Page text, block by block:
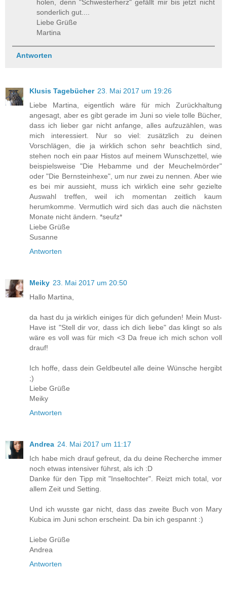
holen, denn "Schwesterherz" gefällt mir bis jetzt nicht
sonderlich gut....
Liebe Grüße
Martina
Antworten
Klusis Tagebücher 23. Mai 2017 um 19:26
Liebe Martina, eigentlich wäre für mich Zurückhaltung
angesagt, aber es gibt gerade im Juni so viele tolle Bücher,
dass ich lieber gar nicht anfange, alles aufzuzählen, was
mich interessiert. Nur so viel: zusätzlich zu deinen
Vorschlägen, die ja wirklich schon sehr beachtlich sind,
stehen noch ein paar Histos auf meinem Wunschzettel, wie
beispielsweise "Die Hebamme und der Meuchelmörder"
oder "Die Bernsteinhexe", um nur zwei zu nennen. Aber wie
es bei mir aussieht, muss ich wirklich eine sehr gezielte
Auswahl treffen, weil ich momentan zeitlich kaum
herumkomme. Vermutlich wird sich das auch die nächsten
Monate nicht ändern. *seufz*
Liebe Grüße
Susanne
Antworten
Meiky 23. Mai 2017 um 20:50
Hallo Martina,
da hast du ja wirklich einiges für dich gefunden! Mein Must-
Have ist "Stell dir vor, dass ich dich liebe" das klingt so als
wäre es voll was für mich <3 Da freue ich mich schon voll
drauf!
Ich hoffe, dass dein Geldbeutel alle deine Wünsche hergibt
;)
Liebe Grüße
Meiky
Antworten
Andrea 24. Mai 2017 um 11:17
Ich habe mich drauf gefreut, da du deine Recherche immer
noch etwas intensiver führst, als ich :D
Danke für den Tipp mit "Inseltochter". Reizt mich total, vor
allem Zeit und Setting.
Und ich wusste gar nicht, dass das zweite Buch von Mary
Kubica im Juni schon erscheint. Da bin ich gespannt :)
Liebe Grüße
Andrea
Antworten